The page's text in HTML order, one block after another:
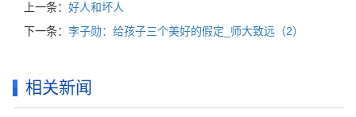
上一条： 好人和坏人
下一条： 李子勋：给孩子三个美好的假定_师大致远（2）
相关新闻